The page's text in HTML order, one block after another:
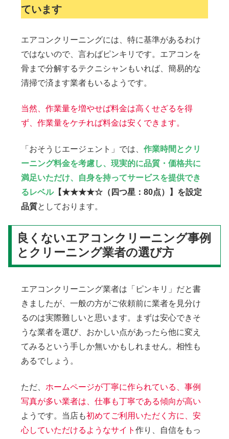
ています
エアコンクリーニングには、特に基準があるわけ
ではないので、言わばピンキリです。エアコンを
骨まで分解するテクニシャンもいれば、簡易的な
清掃で済ます業者もいるようです。
当然、作業量を増やせば料金は高くせざるを得
ず、作業量をケチれば料金は安くできます。
「おそうじエージェント」では、 作業時間とクリ
ーニング料金を考慮し、現実的に品質・価格共に
満足いただけ、自身を持ってサービスを提供でき
るレベル【★★★★☆（四つ星：80点）】を設定
品質としております。
良くないエアコンクリーニング事例
とクリーニング業者の選び方
エアコンクリーニング業者は「ピンキリ」だと書
きましたが、一般の方がご依頼前に業者を見分け
るのは実際難しいと思います。まずは安心できそ
うな業者を選び、おかしい点があったら他に変え
てみるという手しか無いかもしれません。相性も
あるでしょう。
ただ、 ホームページが丁寧に作られている、事例
写真が多い業者は、仕事も丁寧である傾向が高い
ようです。当店も初めてご利用いただく方に、安
心していただけるようなサイト 作り、自信をもっ